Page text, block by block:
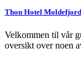
Thon Hotel
Velkommen til vår
oversikt over noen